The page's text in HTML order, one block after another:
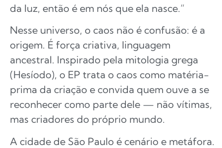
da luz, então é em nós que ela nasce.”
Nesse universo, o caos não é confusão: é a
origem. É força criativa, linguagem
ancestral. Inspirado pela mitologia grega
(Hesíodo), o EP trata o caos como matéria-
prima da criação e convida quem ouve a se
reconhecer como parte dele — não vítimas,
mas criadores do próprio mundo.
A cidade de São Paulo é cenário e metáfora.